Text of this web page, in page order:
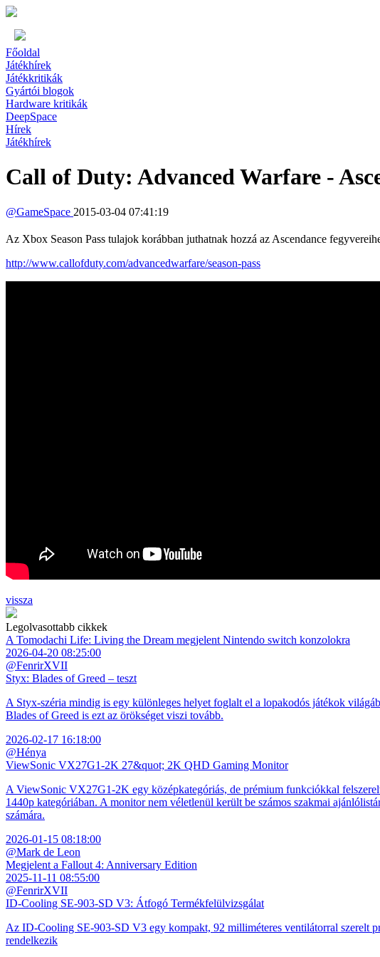
Főoldal
Játékhírek
Játékkritikák
Gyártói blogok
Hardware kritikák
DeepSpace
Hírek
Játékhírek
Call of Duty: Advanced Warfare -
@GameSpace 2015-03-04 07:41:19
Az Xbox Season Pass tulajok korábban juthatnak hozzá az Ascendance
http://www.callofduty.com/advancedwarfare/season-pass
vissza
Legolvasottabb cikkek
A Tomodachi Life: Living the Dream megjelent Nintendo switch konzolokra
2026-04-20 08:25:00
@FenrirXVII
Styx: Blades of Greed – teszt
A Styx-széria mindig is egy különleges helyet foglalt el a lopakodós játékok
Blades of Greed is ezt az örökséget viszi tovább.
2026-02-17 16:18:00
@Hénya
ViewSonic VX27G1-2K 27&quot; 2K QHD Gaming Monitor
A ViewSonic VX27G1-2K egy középkategóriás, de prémium funkciókkal
1440p kategóriában. A monitor nem véletlenül került be számos szakmai
számára.
2026-01-15 08:18:00
@Mark de Leon
Megjelent a Fallout 4: Anniversary Edition
2025-11-11 08:55:00
@FenrirXVII
ID-Cooling SE-903-SD V3: Átfogó Termékfelülvizsgálat
Az ID-Cooling SE-903-SD V3 egy kompakt, 92 milliméteres ventilátorral szerelt
rendelkezik